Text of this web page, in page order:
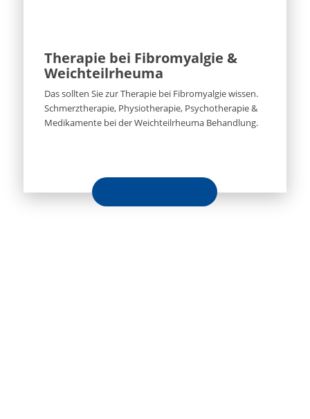
Therapie bei Fibromyalgie &
Weichteilrheuma
Das sollten Sie zur Therapie bei Fibromyalgie wissen.
Schmerztherapie, Physiotherapie, Psychotherapie &
Medikamente bei der Weichteilrheuma Behandlung.